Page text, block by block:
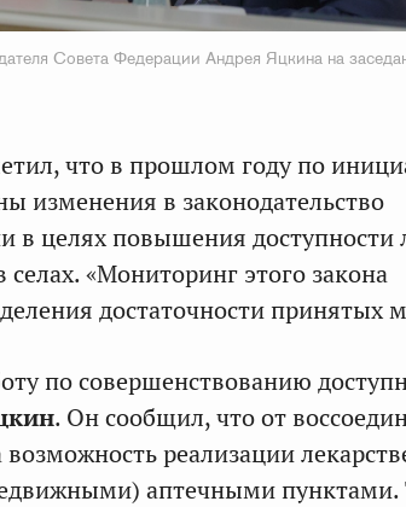
Совета Федерации Андрея Яцкина на
что в прошлом году по
изменения в законодательство
в целях повышения доступности
«Мониторинг этого закона
достаточности принятых
по совершенствованию
. Он сообщил, что от
реализации
аптечными пунктами.